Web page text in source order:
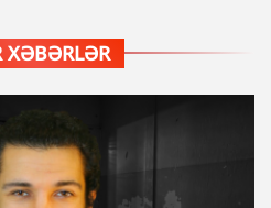
XƏBƏRLƏR